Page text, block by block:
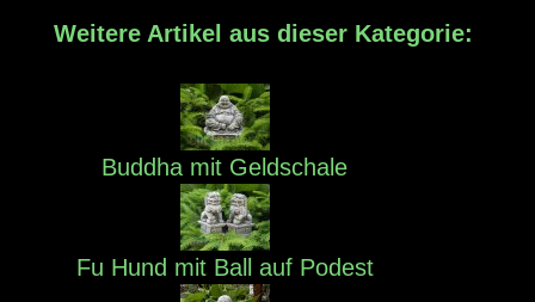
Weitere Artikel aus dieser Kategorie:
Buddha mit Geldschale
Fu Hund mit Ball auf Podest